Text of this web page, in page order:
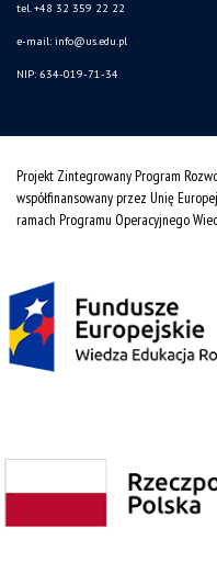
tel. +48 32 359 22 22
e-mail: info@us.edu.pl
NIP: 634-019-71-34
Projekt Zintegrowany Program
współfinansowany przez Unię
ramach Programu Operacyjnego